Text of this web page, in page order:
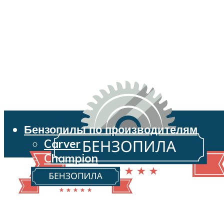
Бензопилы по производителям
Carver
Champion
Echo
Husqvarna